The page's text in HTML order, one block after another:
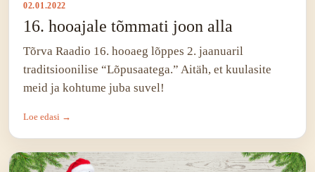
02.01.2022
16. hooajale tõmmati joon alla
Tõrva Raadio 16. hooaeg lõppes 2. jaanuaril
traditsioonilise “Lõpusaatega.” Aitäh, et kuulasite
meid ja kohtume juba suvel!
Loe edasi →